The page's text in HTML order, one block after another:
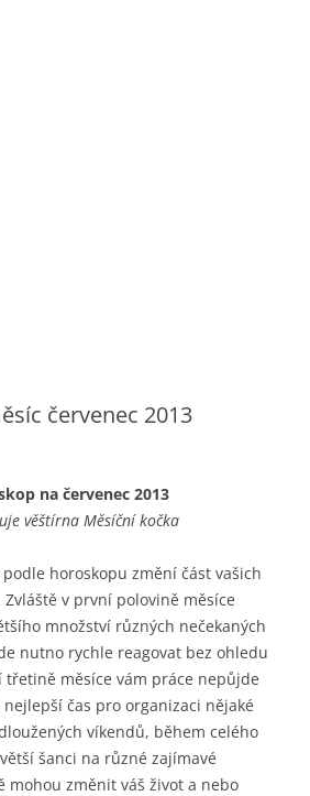
červenec 2013
na červenec 2013
věštírna Měsíční kočka
horoskopu změní část vašich
v první polovině měsíce
množství různých nečekaných
nutno rychle reagovat bez ohledu
třetině měsíce vám práce nepůjde
čas pro organizaci nějaké
víkendů, během celého
šanci na různé zajímavé
mohou změnit váš život a nebo